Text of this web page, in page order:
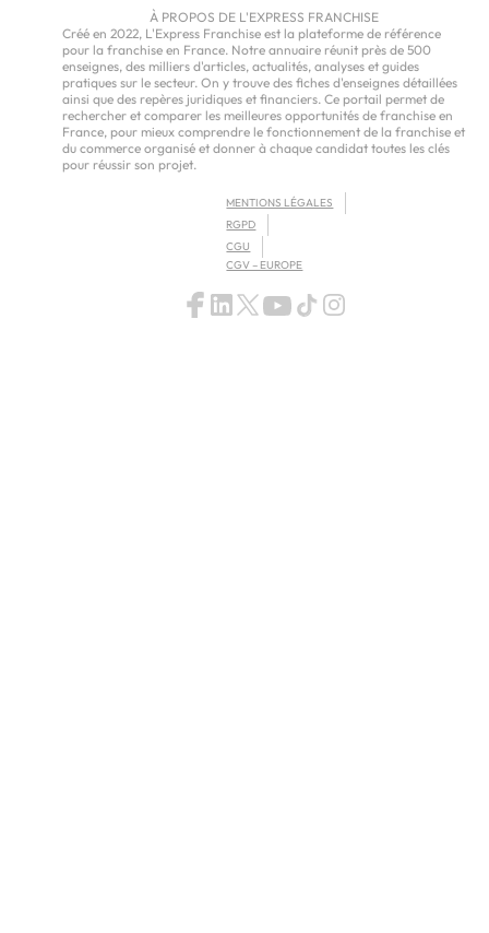
À PROPOS DE L'EXPRESS FRANCHISE
Créé en 2022, L'Express Franchise est la plateforme de référence
pour la franchise en France. Notre annuaire réunit près de 500
enseignes, des milliers d'articles, actualités, analyses et guides
pratiques sur le secteur. On y trouve des fiches d'enseignes détaillées
ainsi que des repères juridiques et financiers. Ce portail permet de
rechercher et comparer les meilleures opportunités de franchise en
France, pour mieux comprendre le fonctionnement de la franchise et
du commerce organisé et donner à chaque candidat toutes les clés
pour réussir son projet.
MENTIONS LÉGALES
RGPD
CGU
CGV – EUROPE